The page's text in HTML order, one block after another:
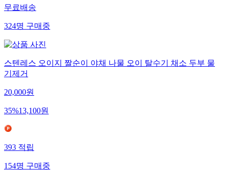
무료배송
324명구매중
스텐레스 오이지 짤순이 야채 나물 오이 탈수기 채소 두부 물
기제거
20,000원
35%13,100원
393적립
154명구매중